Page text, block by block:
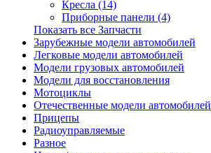
Кресла (14)
Приборные панели (4)
Показать все Запчасти
Зарубежные модели автомобилей
Легковые модели автомобилей
Модели грузовых автомобилей
Модели для восстановления
Мотоциклы
Отечественные модели автомобилей
Прицепы
Радиоуправляемые
Разное